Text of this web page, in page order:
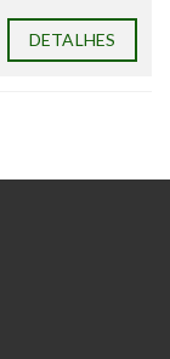
DETALHES